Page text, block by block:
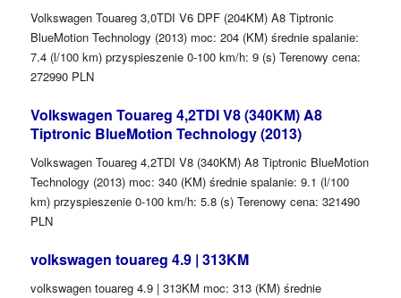
Volkswagen Touareg 3,0TDI V6 DPF (204KM) A8 Tiptronic
BlueMotion Technology (2013) moc: 204 (KM) średnie spalanie:
7.4 (l/100 km) przyspieszenie 0-100 km/h: 9 (s) Terenowy cena:
272990 PLN
Volkswagen Touareg 4,2TDI V8 (340KM) A8
Tiptronic BlueMotion Technology (2013)
Volkswagen Touareg 4,2TDI V8 (340KM) A8 Tiptronic BlueMotion
Technology (2013) moc: 340 (KM) średnie spalanie: 9.1 (l/100
km) przyspieszenie 0-100 km/h: 5.8 (s) Terenowy cena: 321490
PLN
volkswagen touareg 4.9 | 313KM
volkswagen touareg 4.9 | 313KM moc: 313 (KM) średnie